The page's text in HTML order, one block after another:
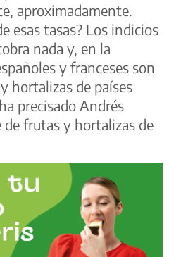
aproximadamente.
esas tasas? Los indicios
nada y, en la
y franceses son
hortalizas de países
precisado Andrés
de frutas y hortalizas de